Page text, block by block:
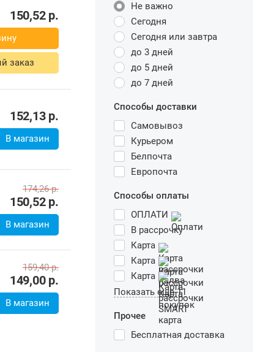
150,52р.
заказ
152,13р.
В магазин
150,52р.
174,26р.
В магазин
149,00р.
159,40р.
В магазин
Не важно
Сегодня
Сегодня или завтра
до 3 дней
до 5 дней
до 7 дней
Способы доставки
Самовывоз
Курьером
Белпочта
Европочта
Способы оплаты
ОПЛАТИ
В рассрочку
Карта
Карта
Карта
Показать еще 11
Прочее
Бесплатная доставка